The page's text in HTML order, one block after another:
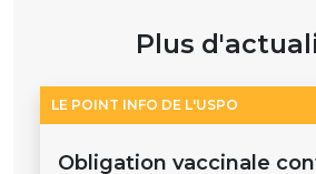
Plus
LE POINT INFO DE L'USPO
Obligation vaccinale